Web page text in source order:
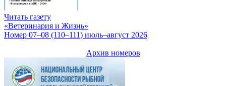
Читать газету
«Ветеринария и Жизнь»
Номер 07–08 (110–111) июль–август 2026
Архив номеров